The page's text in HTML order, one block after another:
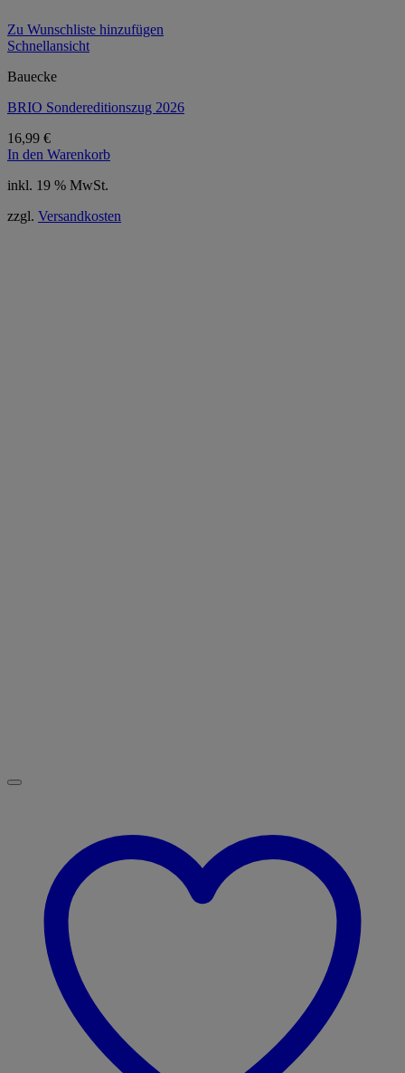
Zu Wunschliste hinzufügen
Schnellansicht
Bauecke
BRIO Sondereditionszug 2026
16,99 €
In den Warenkorb
inkl. 19 % MwSt.
zzgl. Versandkosten